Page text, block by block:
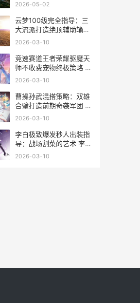
2026-05-02
云梦100级完全指导：三
大流派打造绝顶辅助输出
云梦技能点
2026-03-10
竞速赛道王者荣耀驱魔天
师不收费宠物终极策略 王
者竞速什么时候上线
2026-03-10
曹操孙武混搭策略：双雄
合璧打造前期奇袭军团 曹
操 孙策
2026-03-10
李白极致爆发秒人出装指
导：战场割菜的艺术 李白
极致爆发秒杀的诗句
2026-03-10